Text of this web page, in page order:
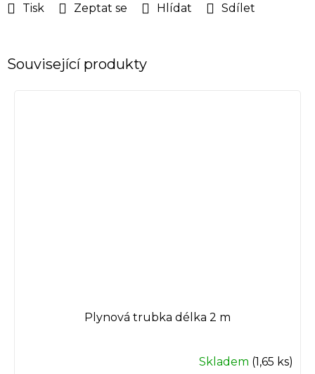
Tisk Zeptat se Hlídat Sdílet
Související produkty
Plynová trubka délka 2 m
Skladem (1,65 ks)